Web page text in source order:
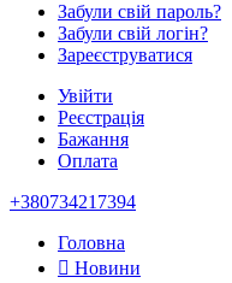
Забули свій пароль?
Забули свій логін?
Зареєструватися
Увійти
Реєстрація
Бажання
Оплата
+380734217394
Головна
Новини